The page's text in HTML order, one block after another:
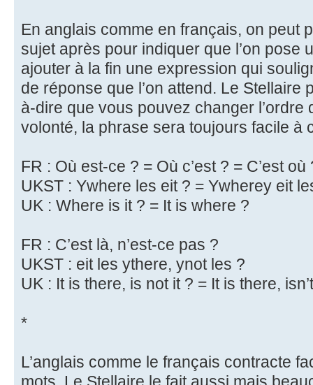
En anglais comme en français, on peut
sujet après pour indiquer que l’on pose
ajouter à la fin une expression qui
de réponse que l’on attend. Le Stellaire
à-dire que vous pouvez changer l’ordre
volonté, la phrase sera toujours facile à
FR : Où est-ce ? = Où c’est ? = C’est où
UKST : Ywhere les eit ? = Ywherey eit
UK : Where is it ? = It is where ?
FR : C’est là, n’est-ce pas ?
UKST : eit les ythere, ynot les ?
UK : It is there, is not it ? = It is there,
*
L’anglais comme le français contracte
mots. Le Stellaire le fait aussi mais